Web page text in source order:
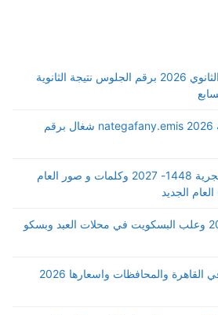
معرفة نتيجة الصف الثالث الثانوي 2026 برقم الجلوس نتيجة الثانوية
رابط نتيجة الدبلومات الفنية 2026 nategafany.emis شغال برقم
رسائل تهنئة رأس السنة الهجرية 1448- 2027 وكلمات و صور العام
جميع أسعار كحك العيد 2026 وعلب البسكويت في محلات العبد وبسكو
اجمل أماكن خروجة العيد في القاهرة والمحافظات واسعارها 2026